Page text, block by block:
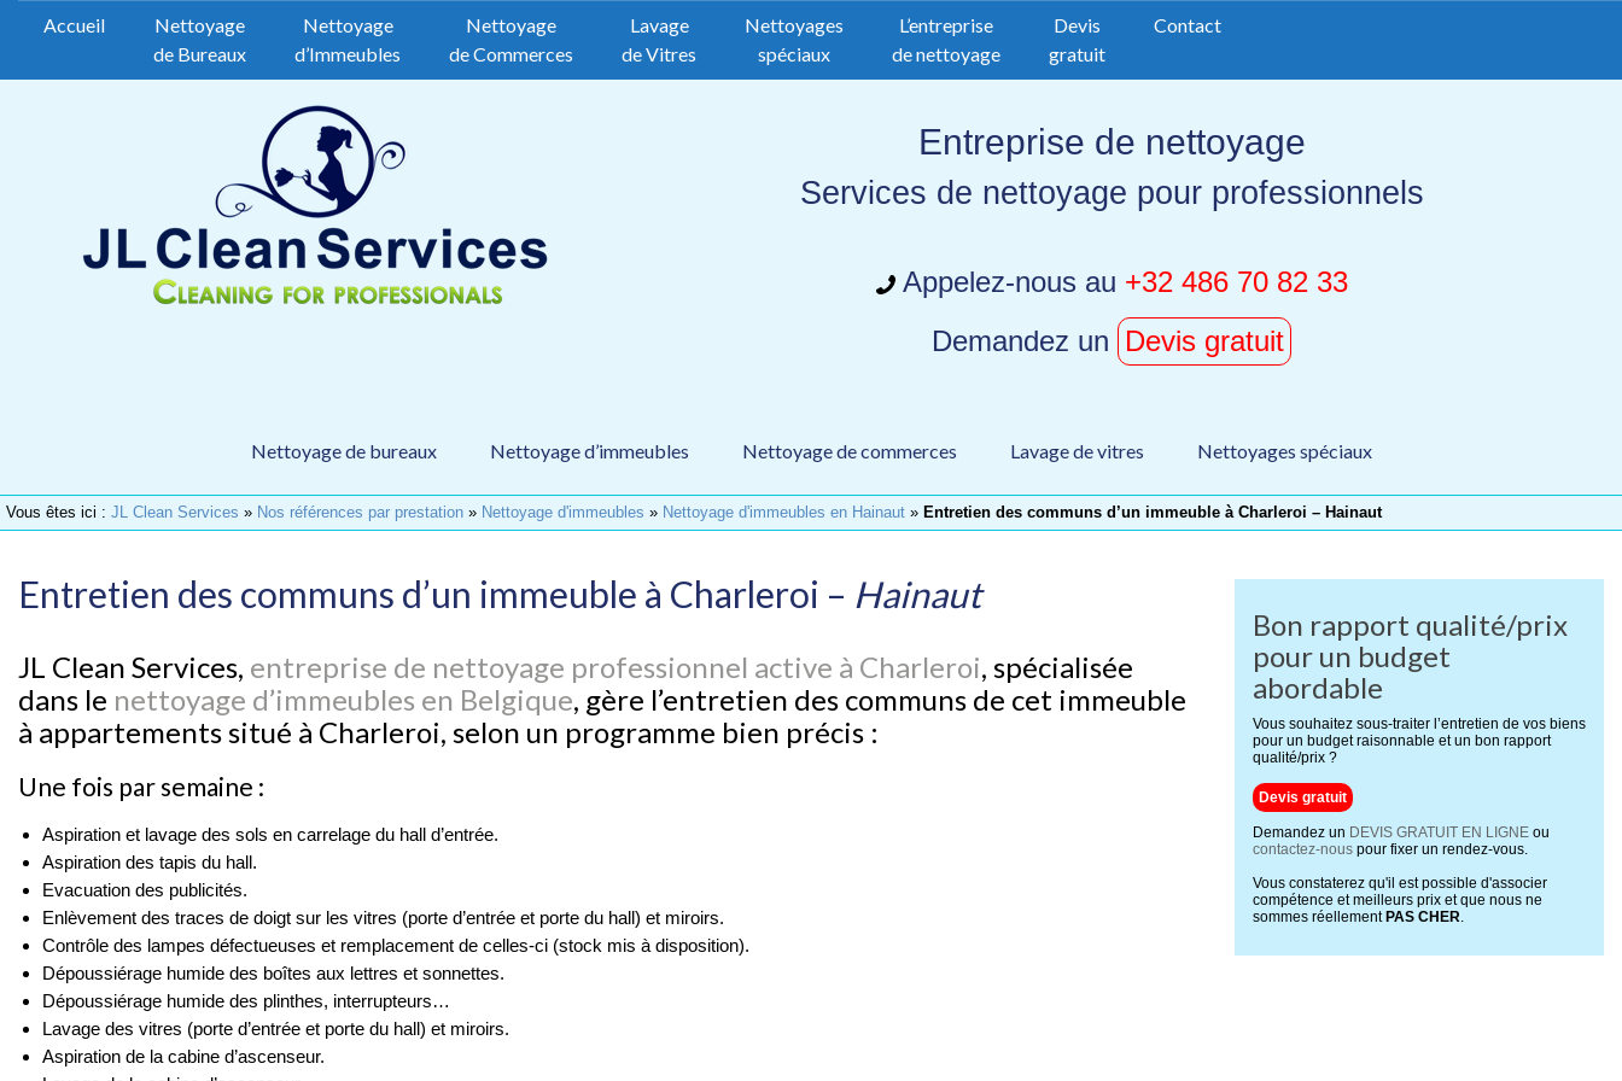
Accueil
Nettoyage
de Bureaux
Nettoyage
d’Immeubles
Nettoyage
de Commerces
Lavage
de Vitres
Nettoyages
spéciaux
L’entreprise
de nettoyage
Devis
gratuit
Contact
Entreprise de nettoyage
Services de nettoyage pour professionnels
Appelez-nous au +32 486 70 82 33
Demandez un Devis gratuit
Nettoyage de bureaux Nettoyage d’immeubles Nettoyage de commerces Lavage de vitres Nettoyages spéciaux
Vous êtes ici : JL Clean Services » Nos références par prestation » Nettoyage d'immeubles » Nettoyage d'immeubles en Hainaut » Entretien des communs d’un immeuble à Charleroi – Hainaut
Entretien des communs d’un immeuble à Charleroi – Hainaut
JL Clean Services, entreprise de nettoyage professionnel active à Charleroi, spécialisée
dans le nettoyage d’immeubles en Belgique, gère l’entretien des communs de cet immeuble
à appartements situé à Charleroi, selon un programme bien précis :
Une fois par semaine :
Aspiration et lavage des sols en carrelage du hall d’entrée.
Aspiration des tapis du hall.
Evacuation des publicités.
Enlèvement des traces de doigt sur les vitres (porte d’entrée et porte du hall) et miroirs.
Contrôle des lampes défectueuses et remplacement de celles-ci (stock mis à disposition).
Dépoussiérage humide des boîtes aux lettres et sonnettes.
Dépoussiérage humide des plinthes, interrupteurs…
Lavage des vitres (porte d’entrée et porte du hall) et miroirs.
Aspiration de la cabine d’ascenseur.
Bon rapport qualité/prix
pour un budget
abordable
Vous souhaitez sous-traiter l’entretien de vos biens
pour un budget raisonnable et un bon rapport
qualité/prix ?
Devis gratuit
Demandez un DEVIS GRATUIT EN LIGNE ou
contactez-nous pour fixer un rendez-vous.
Vous constaterez qu'il est possible d'associer
compétence et meilleurs prix et que nous ne
sommes réellement PAS CHER.